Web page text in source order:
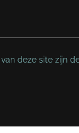
deze site zijn